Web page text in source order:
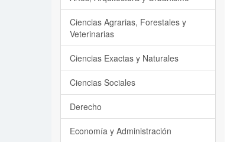
Ciencias Agrarias, Forestales y
Veterinarias
Ciencias Exactas y Naturales
Ciencias Sociales
Derecho
Economía y Administración